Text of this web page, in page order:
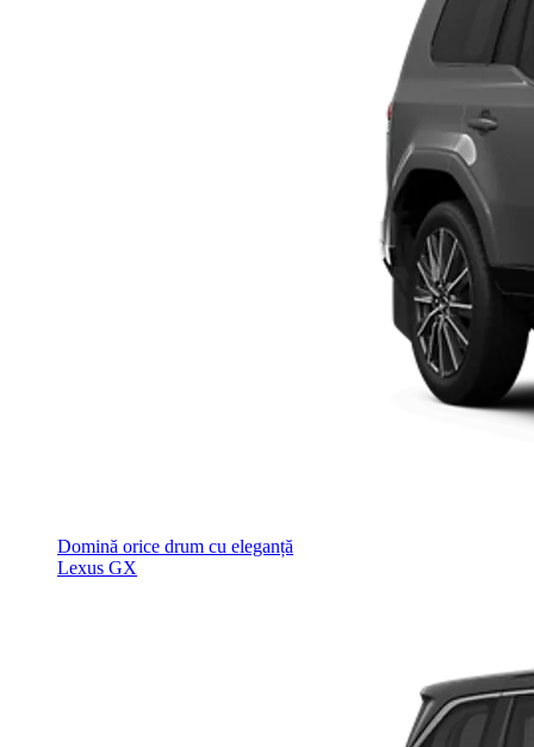
Domină orice drum cu eleganță
Lexus GX